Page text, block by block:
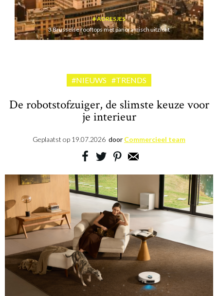
ADRESJES
3 Brusselse rooftops met panoramisch uitzicht
#NIEUWS #TRENDS
De robotstofzuiger, de slimste keuze voor
je interieur
Geplaatst op 19.07.2026 door Commercieel team